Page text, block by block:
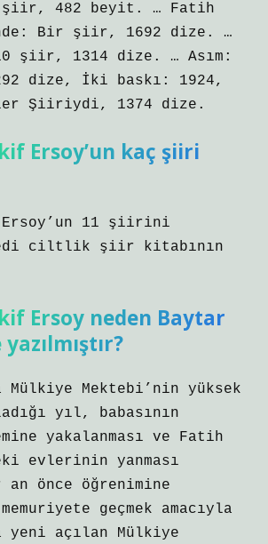
şiir, 482 beyit. … Fatih
Bir şiir, 1692 dize. …
şiir, 1314 dize. … Asım:
dize, İki baskı: 1924,
Şiiriydi, 1374 dize.
Ersoy’un kaç şiiri
Ersoy’un 11 şiirini
ciltlik şiir kitabının
Ersoy neden Baytar
Mülkiye Mektebi’nin yüksek
yıl, babasının
yakalanması ve Fatih
evlerinin yanması
önce öğrenimine
geçmek amacıyla
yeni açılan Mülkiye